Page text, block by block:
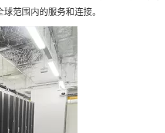
范围内的服务和连接。